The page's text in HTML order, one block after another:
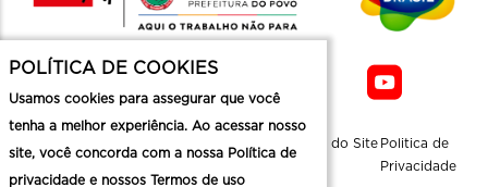
Mapa do Site Politica de
Privacidade
POLÍTICA DE COOKIES
Usamos cookies para assegurar que você
tenha a melhor experiência. Ao acessar nosso
site, você concorda com a nossa Política de
privacidade e nossos Termos de uso